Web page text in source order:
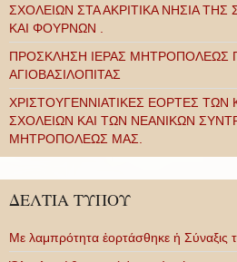
ΣΧΟΛΕΙΩΝ ΣΤΑ ΑΚΡΙΤΙΚΑ ΝΗΣΙΑ ΤΗΣ
ΚΑΙ ΦΟΥΡΝΩΝ .
ΠΡΟΣΚΛΗΣΗ ΙΕΡΑΣ ΜΗΤΡΟΠΟΛΕΩΣ
ΑΓΙΟΒΑΣΙΛΟΠΙΤΑΣ
ΧΡΙΣΤΟΥΓΕΝΝΙΑΤΙΚΕΣ ΕΟΡΤΕΣ ΤΩΝ
ΣΧΟΛΕΙΩΝ ΚΑΙ ΤΩΝ ΝΕΑΝΙΚΩΝ
ΜΗΤΡΟΠΟΛΕΩΣ ΜΑΣ.
ΔΕΛΤΙΑ ΤΥΠΟΥ
Με λαμπρότητα ἑορτάσθηκε ἡ Σύναξις